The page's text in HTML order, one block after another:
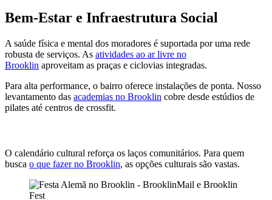
Bem-Estar e Infraestrutura Social
A saúde física e mental dos moradores é suportada por uma rede
robusta de serviços. As atividades ao ar livre no
Brooklin aproveitam as praças e ciclovias integradas.
Para alta performance, o bairro oferece instalações de ponta. Nosso
levantamento das academias no Brooklin cobre desde estúdios de
pilates até centros de crossfit.
O calendário cultural reforça os laços comunitários. Para quem
busca o que fazer no Brooklin, as opções culturais são vastas.